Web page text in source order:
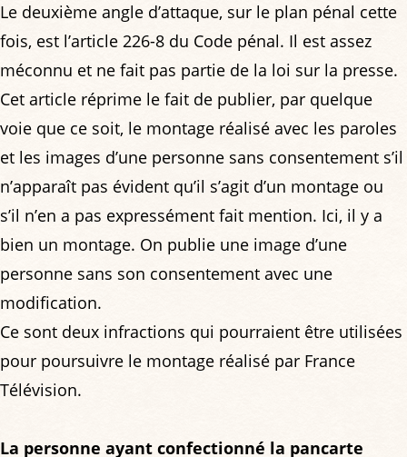
Le deuxième angle d’attaque, sur le plan pénal cette
fois, est l’article 226-8 du Code pénal. Il est assez
méconnu et ne fait pas partie de la loi sur la presse.
Cet article réprime le fait de publier, par quelque
voie que ce soit, le montage réalisé avec les paroles
et les images d’une personne sans consentement s’il
n’apparaît pas évident qu’il s’agit d’un montage ou
s’il n’en a pas expressément fait mention. Ici, il y a
bien un montage. On publie une image d’une
personne sans son consentement avec une
modification.
Ce sont deux infractions qui pourraient être utilisées
pour poursuivre le montage réalisé par France
Télévision.
La personne ayant confectionné la pancarte